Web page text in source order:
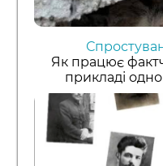
Як працює
прикладі